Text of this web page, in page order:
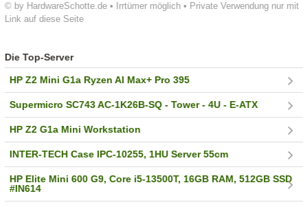
© by HardwareSchotte.de • Irrtümer möglich • Private Verwendung nur mit
Link auf diese Seite
Die Top-Server
HP Z2 Mini G1a Ryzen AI Max+ Pro 395
Supermicro SC743 AC-1K26B-SQ - Tower - 4U - E-ATX
HP Z2 G1a Mini Workstation
INTER-TECH Case IPC-10255, 1HU Server 55cm
HP Elite Mini 600 G9, Core i5-13500T, 16GB RAM, 512GB SSD
#IN614